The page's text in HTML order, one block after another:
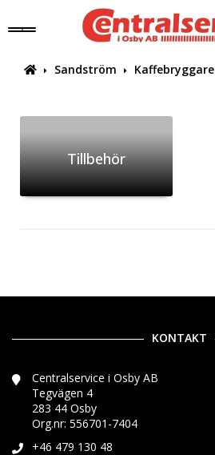
Sandström Kaffebryggare
Tillbehör
KONTAKT
Centralservice i Osby AB
Tegvägen 4
283 44 Osby
Org.nr: 556701-7404
+46 479 130 48